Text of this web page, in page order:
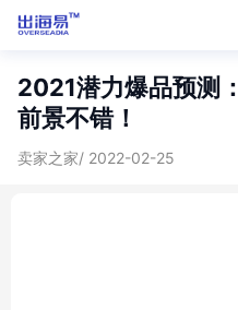
2021潜力爆品预测
前景不错！
卖家之家/ 2022-02-25